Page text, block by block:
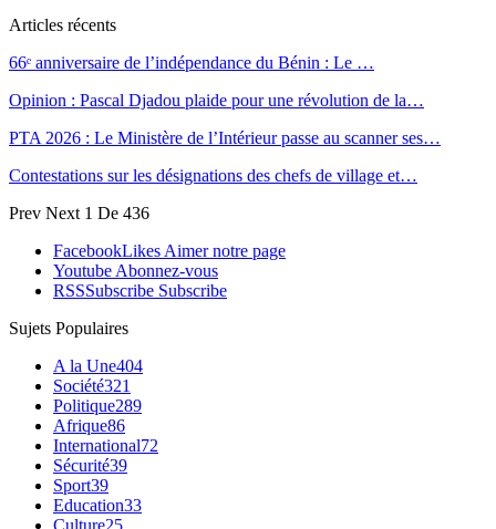
Articles récents
66ᵉ anniversaire de l’indépendance du Bénin : Le …
Opinion : Pascal Djadou plaide pour une révolution de la…
PTA 2026 : Le Ministère de l’Intérieur passe au scanner ses…
Contestations sur les désignations des chefs de village et…
Prev Next 1 De 436
FacebookLikes Aimer notre page
Youtube Abonnez-vous
RSSSubscribe Subscribe
Sujets Populaires
A la Une404
Société321
Politique289
Afrique86
International72
Sécurité39
Sport39
Education33
Culture25